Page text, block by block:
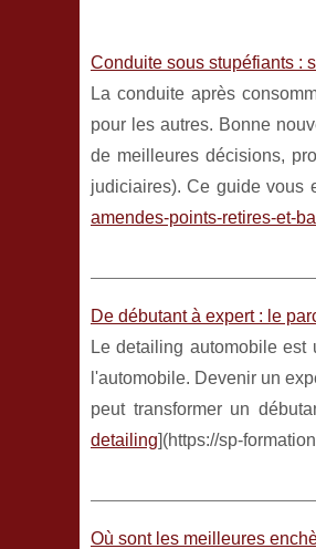
Conduite sous stupéfiants :
La conduite après
pour les autres. Bonne
de meilleures décisions,
judiciaires). Ce guide vous
amendes-points-retires-et-
De débutant à expert : le
Le detailing automobile
l'automobile. Devenir un
peut transformer un
detailing](https://sp-
Où sont les meilleures